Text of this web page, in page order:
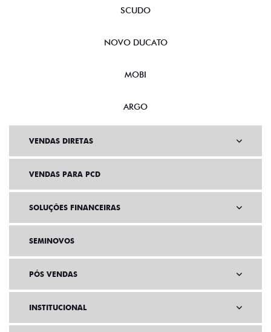
SCUDO
NOVO DUCATO
MOBI
ARGO
VENDAS DIRETAS
VENDAS PARA PCD
SOLUÇÕES FINANCEIRAS
SEMINOVOS
PÓS VENDAS
INSTITUCIONAL